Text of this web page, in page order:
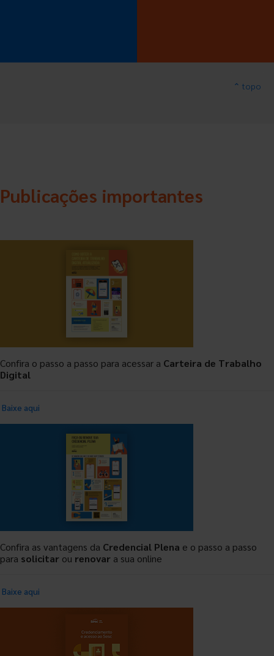
⌃ topo
Publicações importantes
Confira o passo a passo para acessar a Carteira de Trabalho
Digital
Baixe aqui
Confira as vantagens da Credencial Plena e o passo a passo
para solicitar ou renovar a sua online
Baixe aqui